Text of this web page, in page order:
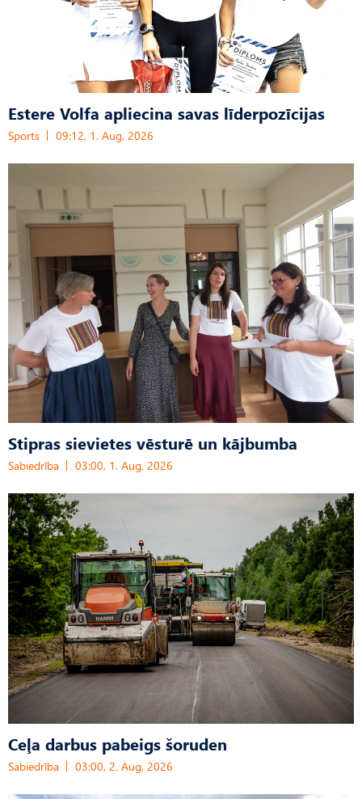
Estere Volfa apliecina savas līderpozīcijas
Sports 09:12, 1. Aug, 2026
Stipras sievietes vēsturē un kājbumba
Sabiedrība 03:00, 1. Aug, 2026
Ceļa darbus pabeigs šoruden
Sabiedrība 03:00, 2. Aug, 2026